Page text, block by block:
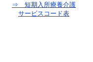
⇒ 短期入所療養介護
サービスコード表